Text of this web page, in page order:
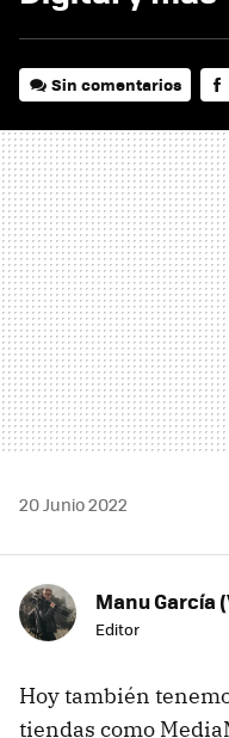
Sin comentarios
20 Junio 2022
Manu García
Editor
Hoy también
tiendas como